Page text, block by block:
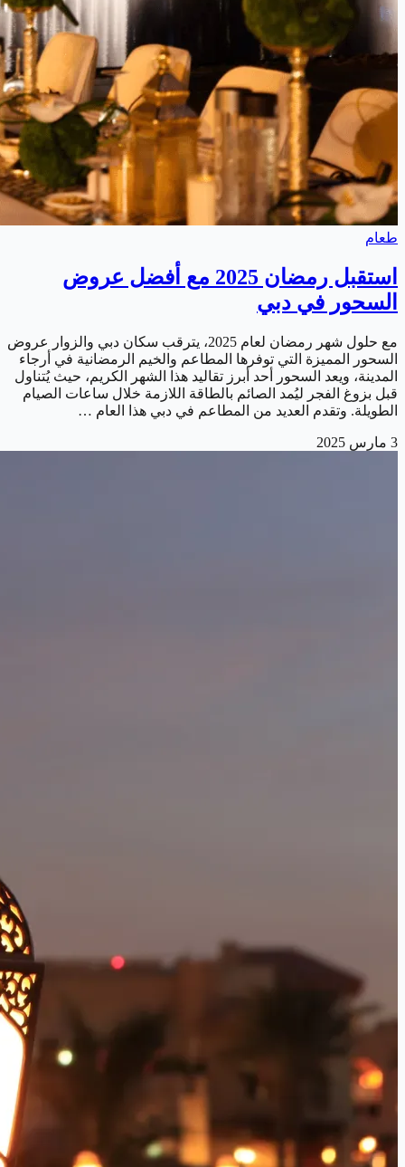
طعام
استقبل رمضان 2025 مع أفضل عروض
السحور في دبي
مع حلول شهر رمضان لعام 2025، يترقب سكان دبي والزوار عروض
السحور المميزة التي توفرها المطاعم والخيم الرمضانية في أرجاء
المدينة، ويعد السحور أحد أبرز تقاليد هذا الشهر الكريم، حيث يُتناول
قبل بزوغ الفجر ليُمد الصائم بالطاقة اللازمة خلال ساعات الصيام
الطويلة. وتقدم العديد من المطاعم في دبي هذا العام …
3 مارس 2025